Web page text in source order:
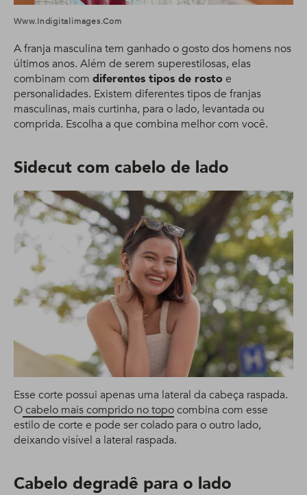
Www.indigitalimages.com
A franja masculina tem ganhado o gosto dos homens nos
últimos anos. Além de serem superestilosas, elas
combinam com diferentes tipos de rosto e
personalidades. Existem diferentes tipos de franjas
masculinas, mais curtinha, para o lado, levantada ou
comprida. Escolha a que combina melhor com você.
Sidecut com cabelo de lado
Esse corte possui apenas uma lateral da cabeça raspada.
Ocabelo mais comprido no topocombina com esse
estilo de corte e pode ser colado para o outro lado,
deixando visível a lateral raspada.
Cabelo degradê para o lado